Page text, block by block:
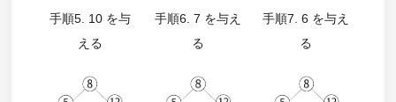
手順5. 10 を与
える
手順6. 7 を与え
る
手順7. 6 を与え
る